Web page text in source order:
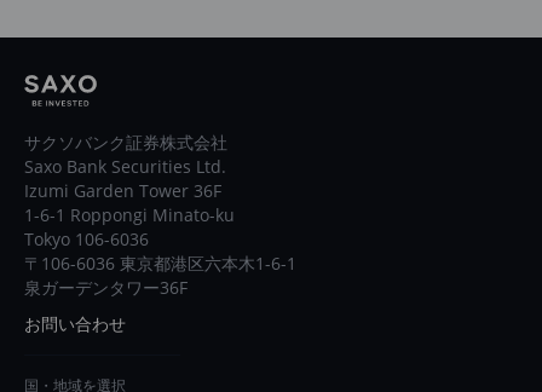
サクソバンク証券株式会社
Saxo Bank Securities Ltd.
Izumi Garden Tower 36F
1-6-1 Roppongi Minato-ku
Tokyo 106-6036
〒106-6036 東京都港区六本木1-6-1
泉ガーデンタワー36F
お問い合わせ
国・地域を選択